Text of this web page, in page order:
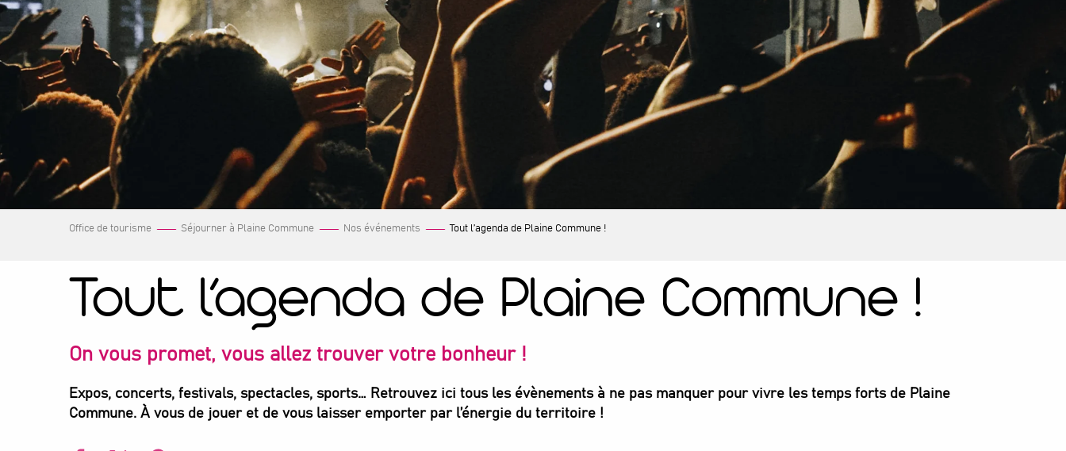
Office de tourisme Séjourner à Plaine Commune Nos événements Tout l’agenda de Plaine Commune !
Tout l’agenda de Plaine Commune !
On vous promet, vous allez trouver votre bonheur !
Expos, concerts, festivals, spectacles, sports… Retrouvez ici tous les évènements à ne pas manquer pour vivre les temps forts de Plaine
Commune. À vous de jouer et de vous laisser emporter par l’énergie du territoire !